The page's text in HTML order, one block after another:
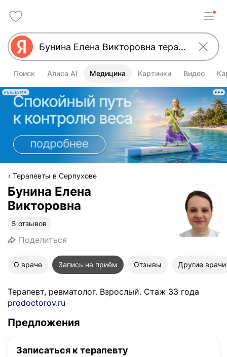
Поиск Алиса AI Медицина Картинки Видео
РЕКЛАМА
Терапевты в Серпухове
Бунина Елена
Викторовна
5 отзывов
Поделиться
О враче Запись на приём Отзывы Другие врачи
Терапевт, ревматолог. Взрослый. Стаж 33 года
prodoctorov.ru
Предложения
Записаться к терапевту